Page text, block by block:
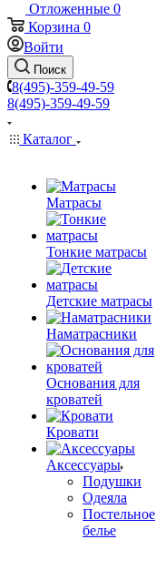
Отложенные 0
Корзина 0
Войти
Поиск
8(495)-359-49-59
8(495)-359-49-59
Каталог
Матрасы
Тонкие матрасы
Детские матрасы
Наматрасники
Основания для
кроватей
Кровати
Аксессуары
Подушки
Одеяла
Постельное
белье